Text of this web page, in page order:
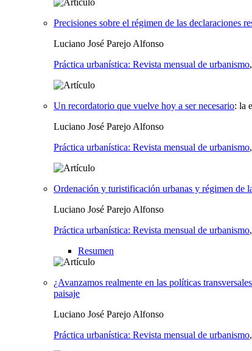
Precisiones sobre el régimen de las declaraciones
Luciano José Parejo Alfonso
Práctica urbanística: Revista mensual de urbanismo,
Un recordatorio que vuelve hoy a ser necesario: la
Luciano José Parejo Alfonso
Práctica urbanística: Revista mensual de urbanismo,
Ordenación y turistificación urbanas y régimen de
Luciano José Parejo Alfonso
Práctica urbanística: Revista mensual de urbanismo,
Resumen
¿Avanzamos realmente en las políticas
paisaje
Luciano José Parejo Alfonso
Práctica urbanística: Revista mensual de urbanismo,